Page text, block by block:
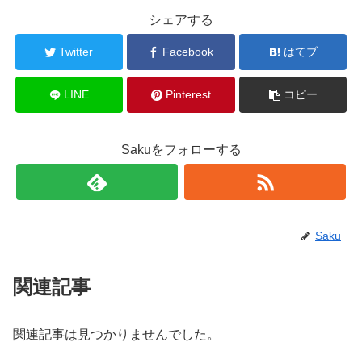
シェアする
Twitter Facebook はてブ
LINE Pinterest コピー
Sakuをフォローする
Saku
関連記事
関連記事は見つかりませんでした。